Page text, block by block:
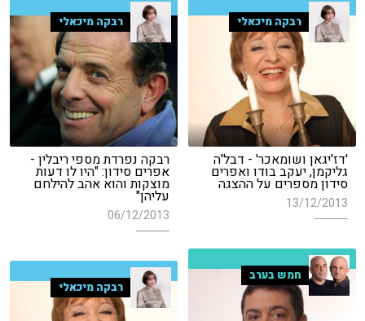
רבקה מיכאלי
'דז'יגאן ושומאכר' - דבל'ה
גליקמן, יעקב בודו ואפרים
סידון מספרים על ההצגה
13/12/2013
רבקה מיכאלי
רבקה נפרדת מספי ריבלין -
אפרים סידון: "היו לו דעות
מוצקות והוא אהב להילחם
עליהן"
06/12/2013
חמש בערב
רבקה מיכאלי